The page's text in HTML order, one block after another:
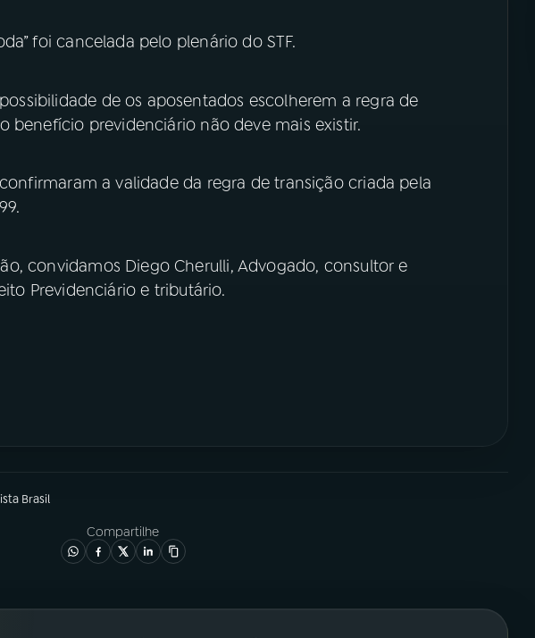
foi cancelada pelo plenário do STF.
de os aposentados escolherem a regra de
benefício previdenciário não deve mais existir.
a validade da regra de transição criada pela
convidamos Diego Cherulli, Advogado, consultor e
Previdenciário e tributário.
Brasil
Compartilhe